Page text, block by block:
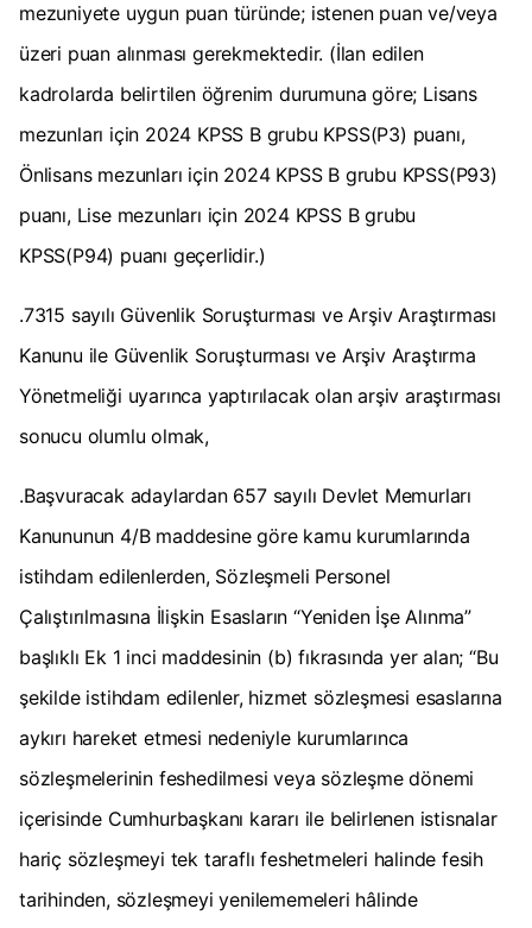
mezuniyete uygun puan türünde; istenen puan ve/veya
üzeri puan alınması gerekmektedir. (İlan edilen
kadrolarda belirtilen öğrenim durumuna göre; Lisans
mezunları için 2024 KPSS B grubu KPSS(P3) puanı,
Önlisans mezunları için 2024 KPSS B grubu KPSS(P93)
puanı, Lise mezunları için 2024 KPSS B grubu
KPSS(P94) puanı geçerlidir.)
.7315 sayılı Güvenlik Soruşturması ve Arşiv Araştırması
Kanunu ile Güvenlik Soruşturması ve Arşiv Araştırma
Yönetmeliği uyarınca yaptırılacak olan arşiv araştırması
sonucu olumlu olmak,
.Başvuracak adaylardan 657 sayılı Devlet Memurları
Kanununun 4/B maddesine göre kamu kurumlarında
istihdam edilenlerden, Sözleşmeli Personel
Çalıştırılmasına İlişkin Esasların “Yeniden İşe Alınma”
başlıklı Ek 1 inci maddesinin (b) fıkrasında yer alan; “Bu
şekilde istihdam edilenler, hizmet sözleşmesi esaslarına
aykırı hareket etmesi nedeniyle kurumlarınca
sözleşmelerinin feshedilmesi veya sözleşme dönemi
içerisinde Cumhurbaşkanı kararı ile belirlenen istisnalar
hariç sözleşmeyi tek taraflı feshetmeleri halinde fesih
tarihinden, sözleşmeyi yenilememeleri hâlinde